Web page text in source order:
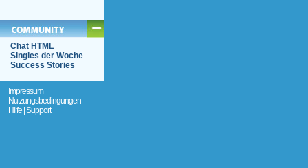
Chat HTML
Singles der Woche
Success Stories
Impressum
Nutzungsbedingungen
Hilfe | Support